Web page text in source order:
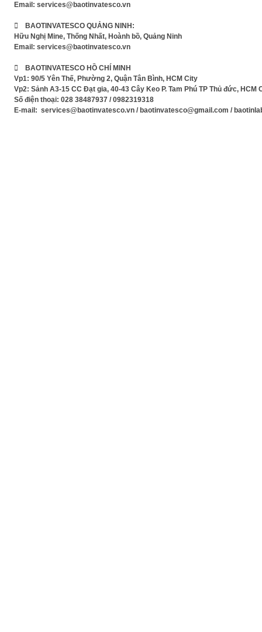
Email: services@baotinvatesco.vn
 BAOTINVATESCO QUẢNG NINH:
Hữu Nghị Mine, Thống Nhất, Hoành bồ, Quảng Ninh
Email: services@baotinvatesco.vn
 BAOTINVATESCO HỒ CHÍ MINH
Vp1: 90/5 Yên Thế, Phường 2, Quận Tân Bình, HCM City
Vp2: Sảnh A3-15 CC Đạt gia, 40-43 Cây Keo P. Tam Phú TP Thủ đức, HCM
Số điện thoại: 028 38487937 / 0982319318
E-mail: services@baotinvatesco.vn / baotinvatesco@gmail.com /